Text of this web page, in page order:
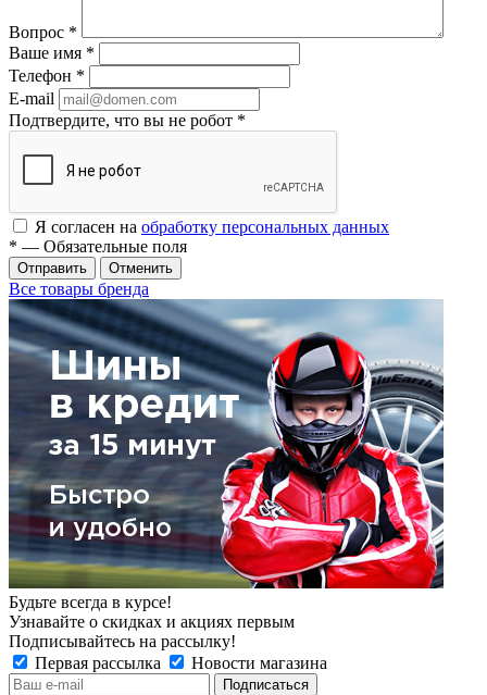
Вопрос *
Ваше имя *
Телефон *
E-mail
Подтвердите, что вы не робот *
Я согласен на обработку персональных данных
* — Обязательные поля
Отменить
Все товары бренда
Будьте всегда в курсе!
Узнавайте о скидках и акциях первым
Подписывайтесь на рассылку!
Первая рассылка
Новости магазина